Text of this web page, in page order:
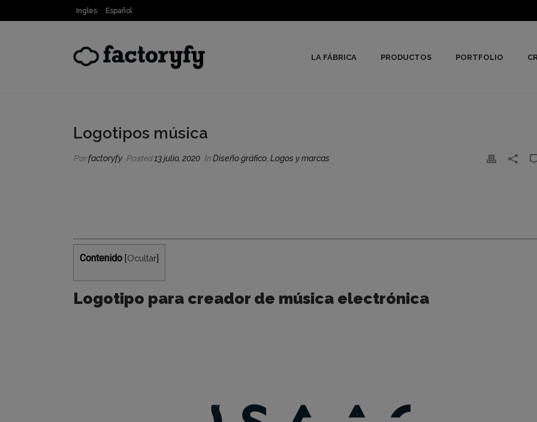
Ingles Español
LA FÁBRICA PRODUCTOS PORTFOLIO
Logotipos música
Porfactoryfy Posted13 julio, 2020 InDiseño gráfico Logos y marcas
Contenido Ocultar
Logotipo para creador de música electrónica